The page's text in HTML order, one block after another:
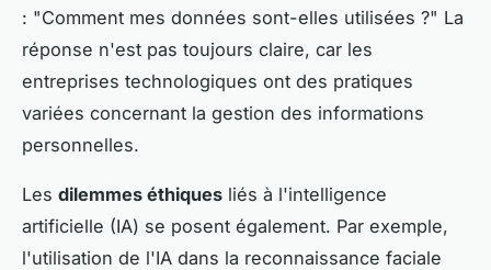
: "Comment mes données sont-elles utilisées ?" La
réponse n'est pas toujours claire, car les
entreprises technologiques ont des pratiques
variées concernant la gestion des informations
personnelles.
Les dilemmes éthiques liés à l'intelligence
artificielle (IA) se posent également. Par exemple,
l'utilisation de l'IA dans la reconnaissance faciale